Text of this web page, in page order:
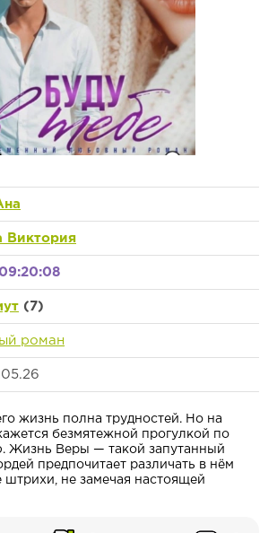
Виктория
(7)
роман
жизнь полна трудностей. Но на
безмятежной прогулкой по
Жизнь Веры — такой запутанный
предпочитает различать в нём
не замечая настоящей